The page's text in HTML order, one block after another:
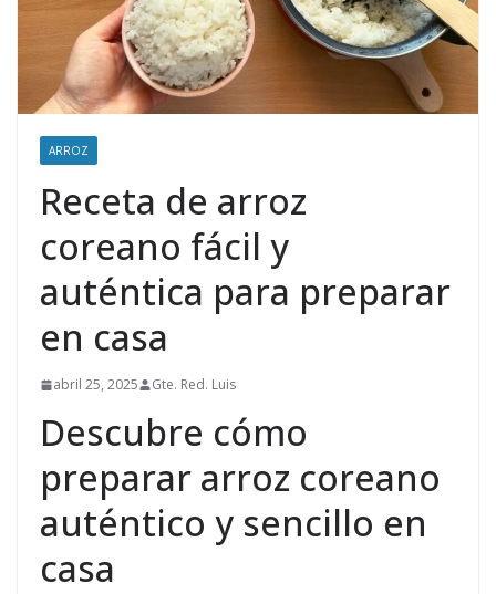
ARROZ
Receta de arroz
coreano fácil y
auténtica para preparar
en casa
abril 25, 2025 Gte. Red. Luis
Descubre cómo
preparar arroz coreano
auténtico y sencillo en
casa